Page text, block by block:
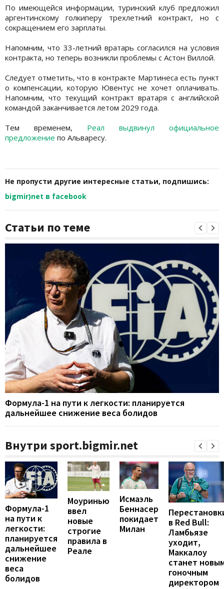
По имеющейся информации, туринский клуб предложил
аргентинскому голкиперу трехлетний контракт, но с
сокращением его зарплаты.
Напомним, что 33-летний вратарь согласился на условия
контракта, но теперь возникли проблемы с Астон Виллой.
Следует отметить, что в контракте Мартинеса есть пункт
о компенсации, которую Ювентус не хочет оплачивать.
Напомним, что текущий контракт вратаря с английской
командой заканчивается летом 2029 года.
Тем временем, Реал выдвинул официальное
предложение по Альваресу.
Не пропусти другие интересные статьи, подпишись:
bigmir)net в facebook
Статьи по теме
Формула-1 на пути к легкости: планируется
дальнейшее снижение веса болидов
Внутри sport.bigmir.net
Формула-1
на пути к
легкости:
планируется
дальнейшее
снижение
веса
болидов
Моуринью
ввел
новые
строгие
правила в
Реале
Исмаэль
Беннасер
покидает
Милан
в Red Bull:
Ламбьязе
уходит,
Маккалоу
станет
гоночным
директором